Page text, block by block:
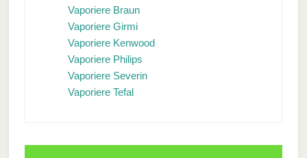
Vaporiere Braun
Vaporiere Girmi
Vaporiere Kenwood
Vaporiere Philips
Vaporiere Severin
Vaporiere Tefal